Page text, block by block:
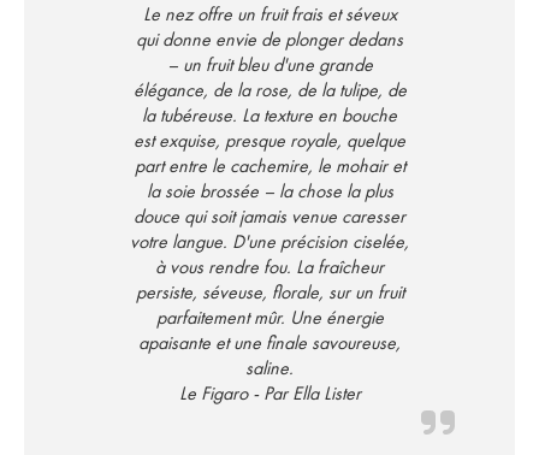
Le nez offre un fruit frais et séveux
qui donne envie de plonger dedans
– un fruit bleu d'une grande
élégance, de la rose, de la tulipe, de
la tubéreuse. La texture en bouche
est exquise, presque royale, quelque
part entre le cachemire, le mohair et
la soie brossée – la chose la plus
douce qui soit jamais venue caresser
votre langue. D'une précision ciselée,
à vous rendre fou. La fraîcheur
persiste, séveuse, florale, sur un fruit
parfaitement mûr. Une énergie
apaisante et une finale savoureuse,
saline.
Le Figaro - Par Ella Lister